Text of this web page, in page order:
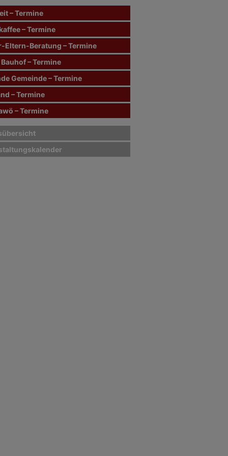
– Termine
– Termine
Eltern-Beratung – Termine
– Termine
Gemeinde – Termine
– Termine
– Termine